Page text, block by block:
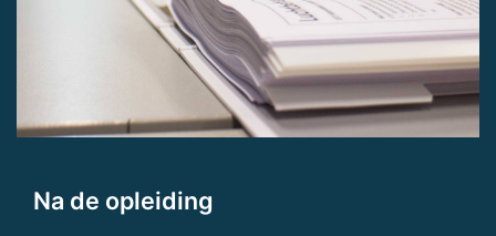
Na de opleiding